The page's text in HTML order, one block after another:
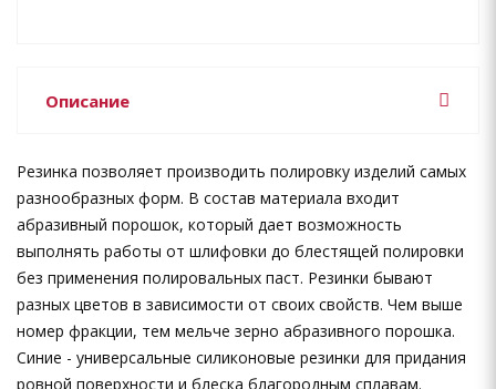
Описание
Резинка позволяет производить полировку изделий самых
разнообразных форм. В состав материала входит
абразивный порошок, который дает возможность
выполнять работы от шлифовки до блестящей полировки
без применения полировальных паст. Резинки бывают
разных цветов в зависимости от своих свойств. Чем выше
номер фракции, тем мельче зерно абразивного порошка.
Синие - универсальные силиконовые резинки для придания
ровной поверхности и блеска благородным сплавам.